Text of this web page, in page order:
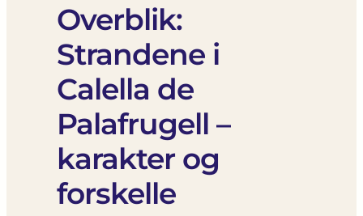
Overblik:
Strandene i
Calella de
Palafrugell –
karakter og
forskelle